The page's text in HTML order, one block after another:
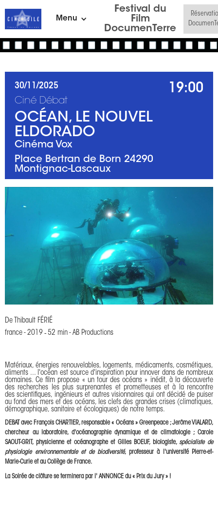
Menu
Festival du
Film
DocumenTerre
30/11/2025 19:00
Ciné Débat
OCÉAN, LE NOUVEL
ELDORADO
Cinéma Vox
Place Bertran de Born 24290
Montignac-Lascaux
De
Thibault FÉRIÉ
france - 2019 - 52 min - AB Productions
Matériaux, énergies renouvelables, logements, médicaments, cosmétiques,
aliments ... l'océan est source d'inspiration pour innover dans de nombreux
domaines. Ce film propose « un tour des océans » inédit, à la découverte
des recherches les plus surprenantes et prometteuses et à la rencontre
des scientifiques, ingénieurs et autres visionnaires qui ont décidé de puiser
au fond des mers et des océans, les clefs des grandes crises (climatiques,
démographique, sanitaire et écologiques) de notre temps.
DEBAT avec François CHARTIER, responsable « Océans » Greenpeace ; Jerôme VIALARD,
chercheur au laboratoire, d'océanographie dynamique et de climatologie ; Carole
SAOUT-GRIT, physicienne et océanographe et Gilles BOEUF, biologiste, spécialiste de
physiologie environnementale et de biodiversité, professeur à l'université Pierre-et-
Marie-Curie et au Collège de France.
La Soirée de clôture se terminera par l' ANNONCE du « Prix du Jury » !